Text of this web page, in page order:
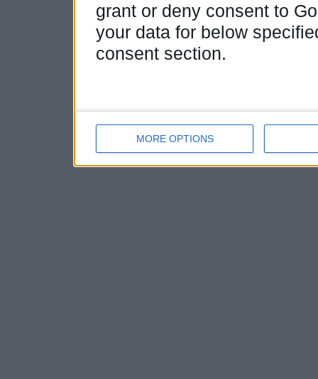
grant or deny consent to
your data for below
consent section.
MORE OPTIONS